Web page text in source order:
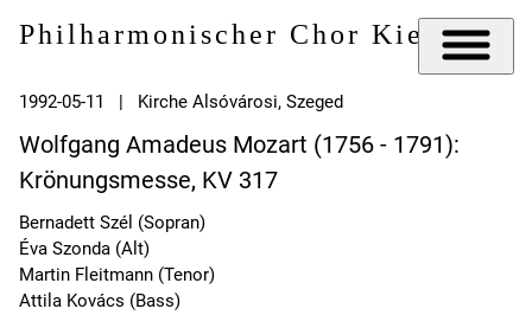
Philharmonischer Chor Kiel e.V.
1992-05-11 | Kirche Alsóvárosi, Szeged
Wolfgang Amadeus Mozart (1756 - 1791):
Krönungsmesse, KV 317
Bernadett Szél (Sopran)
Éva Szonda (Alt)
Martin Fleitmann (Tenor)
Attila Kovács (Bass)